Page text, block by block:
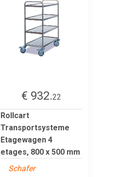
€ 932.22
Rollcart
Transportsysteme
Etagewagen 4
etages, 800 x 500 mm
Schafer